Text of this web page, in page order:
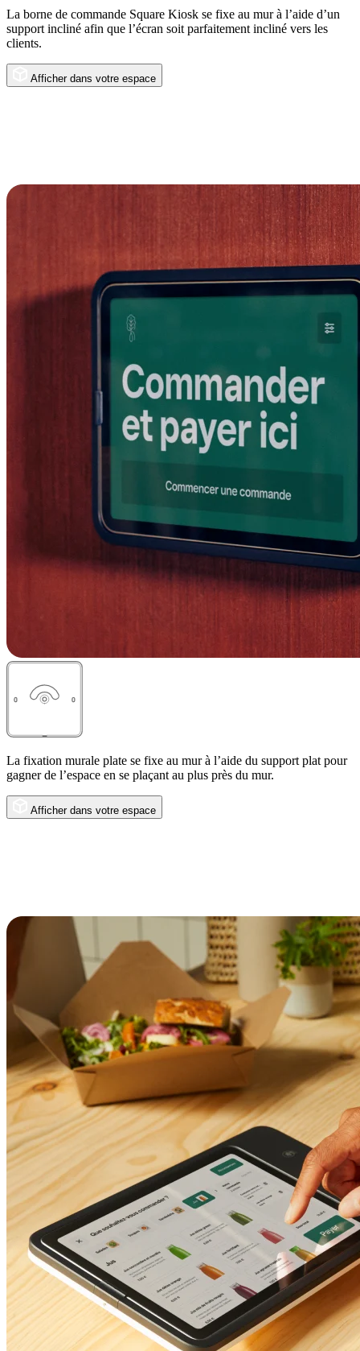
La borne de commande Square Kiosk se fixe au mur à l’aide d’un
support incliné afin que l’écran soit parfaitement incliné vers les
clients.
Afficher dans votre espace
La fixation murale plate se fixe au mur à l’aide du support plat pour
gagner de l’espace en se plaçant au plus près du mur.
Afficher dans votre espace